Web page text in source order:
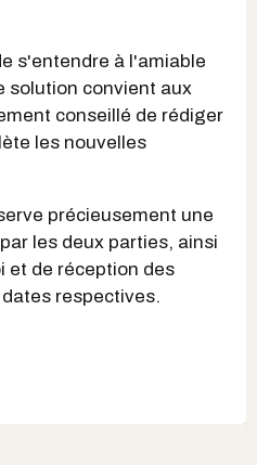
s'entendre à l'amiable
solution convient aux
conseillé de rédiger
les nouvelles
précieusement une
les deux parties, ainsi
et de réception des
respectives.